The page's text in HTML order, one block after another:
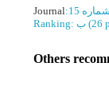
Journal:
Ranking: ب (‎26
Others